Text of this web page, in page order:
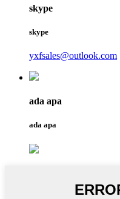
skype
skype
yxfsales@outlook.com
ada apa
ada apa